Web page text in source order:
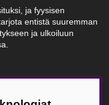
ja fyysisen
entistä suuremman
ja ulkoiluun